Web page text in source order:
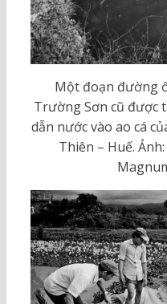
Một đoạn đường
Trường Sơn cũ được
dẫn nước vào ao cá
Thiên – Huế.